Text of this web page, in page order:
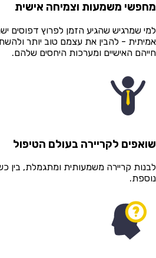
משמעות וצמיחה אישית
שמרגיש שהגיע הזמן לפרוץ דפוסים
- להבין את עצמם טוב יותר
האישיים ומערכות היחסים שלהם.
לקריירה בעולם הטיפול
קריירה משמעותית ומתגמלת, בין